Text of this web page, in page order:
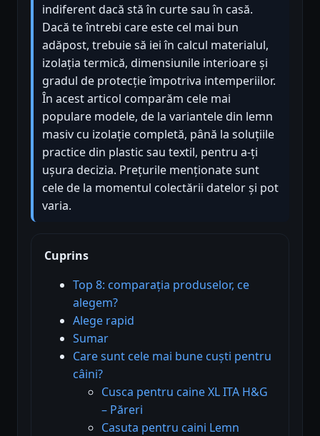
indiferent dacă stă în curte sau în casă.
Dacă te întrebi care este cel mai bun
adăpost, trebuie să iei în calcul materialul,
izolația termică, dimensiunile interioare și
gradul de protecție împotriva intemperiilor.
În acest articol comparăm cele mai
populare modele, de la variantele din lemn
masiv cu izolație completă, până la soluțiile
practice din plastic sau textil, pentru a-ți
ușura decizia. Prețurile menționate sunt
cele de la momentul colectării datelor și pot
varia.
Cuprins
Top 8: comparația produselor, ce
alegem?
Alege rapid
Sumar
Care sunt cele mai bune cuști pentru
câini?
Cusca pentru caine XL ITA H&G
– Păreri
Casuta pentru caini Lemn